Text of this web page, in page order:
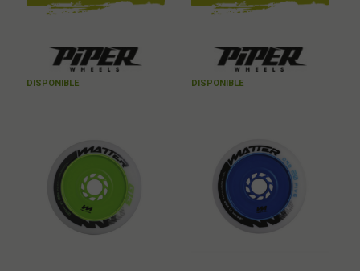
DISPONIBLE DISPONIBLE